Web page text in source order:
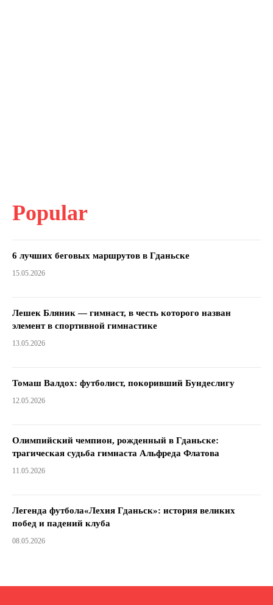
Popular
6 лучших беговых маршрутов в Гданьске
15.05.2026
Лешек Бляник — гимнаст, в честь которого назван
элемент в спортивной гимнастике
13.05.2026
Томаш Валдох: футболист, покоривший Бундеслигу
12.05.2026
Олимпийский чемпион, рожденный в Гданьске:
трагическая судьба гимнаста Альфреда Флатова
11.05.2026
Легенда футбола«Лехия Гданьск»: история великих
побед и падений клуба
08.05.2026